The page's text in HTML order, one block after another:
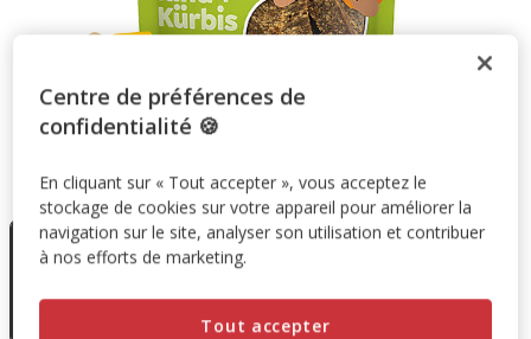
Taille:150g
150g
En rupture
de stock
4.67€
Centre de préférences de
confidentialité 🍪
En cliquant sur « Tout accepter », vous acceptez le
stockage de cookies sur votre appareil pour améliorer la
navigation sur le site, analyser son utilisation et contribuer
à nos efforts de marketing.
Tout accepter